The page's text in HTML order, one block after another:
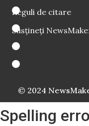
Reguli de citare
Susțineți
© 2024
Spelling